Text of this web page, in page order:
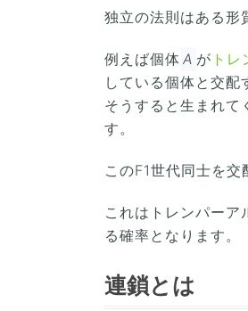
独立の法則はある形
例えば個体 A が ト
している個体と交
そうすると生まれて
す。
このF1世代同士を交
これはトレンパーア
る確率となります。
連鎖とは